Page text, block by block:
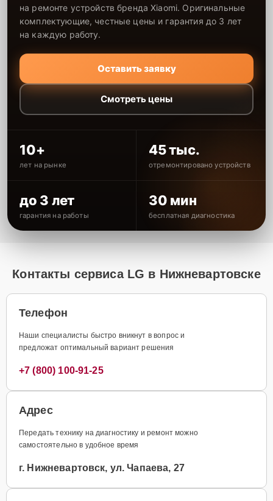
на ремонте устройств бренда Xiaomi. Оригинальные
комплектующие, честные цены и гарантия до 3 лет
на каждую работу.
Оставить заявку
Смотреть цены
10+
лет на рынке
45 тыс.
отремонтировано устройств
до 3 лет
гарантия на работы
30 мин
бесплатная диагностика
Контакты сервиса LG в Нижневартовске
Телефон
Наши специалисты быстро вникнут в вопрос и
предложат оптимальный вариант решения
+7 (800) 100-91-25
Адрес
Передать технику на диагностику и ремонт можно
самостоятельно в удобное время
г. Нижневартовск, ул. Чапаева, 27